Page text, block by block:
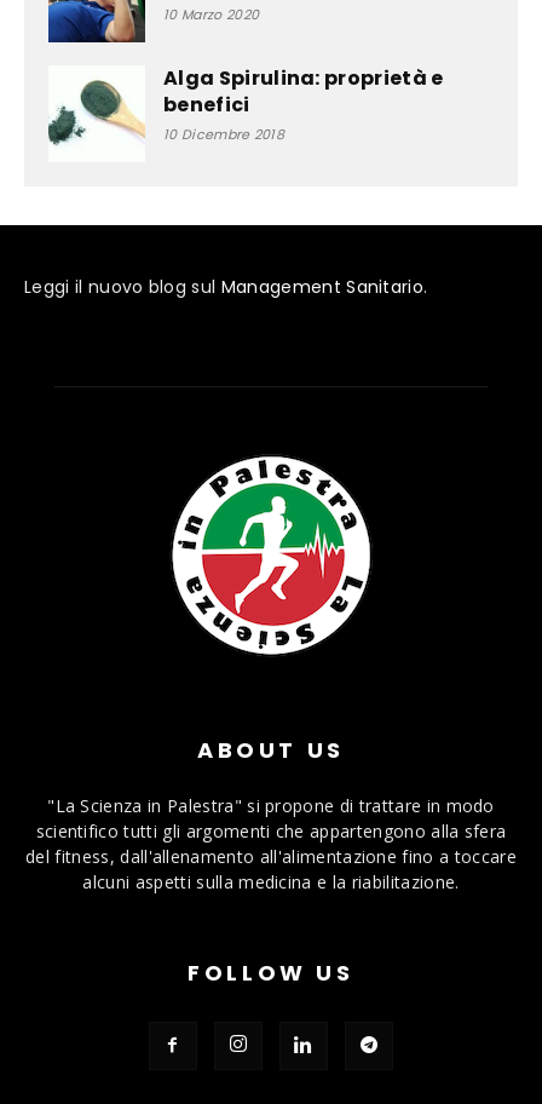
10 Marzo 2020
Alga Spirulina: proprietà e
benefici
10 Dicembre 2018
Leggi il nuovo blog sul Management Sanitario.
ABOUT US
"La Scienza in Palestra" si propone di trattare in modo
scientifico tutti gli argomenti che appartengono alla sfera
del fitness, dall'allenamento all'alimentazione fino a toccare
alcuni aspetti sulla medicina e la riabilitazione.
FOLLOW US